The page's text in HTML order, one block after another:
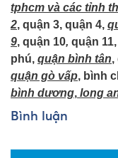
tphcm và các tỉnh
2, quận 3, quận 4,
9, quận 10, quận
phú, quận bình tân,
quận gò vấp, bình
bình dương, long
Bình luận